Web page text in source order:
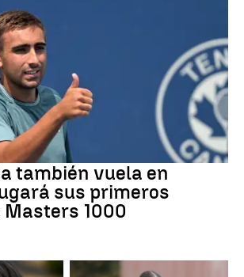
también vuela en
sus primeros
1000